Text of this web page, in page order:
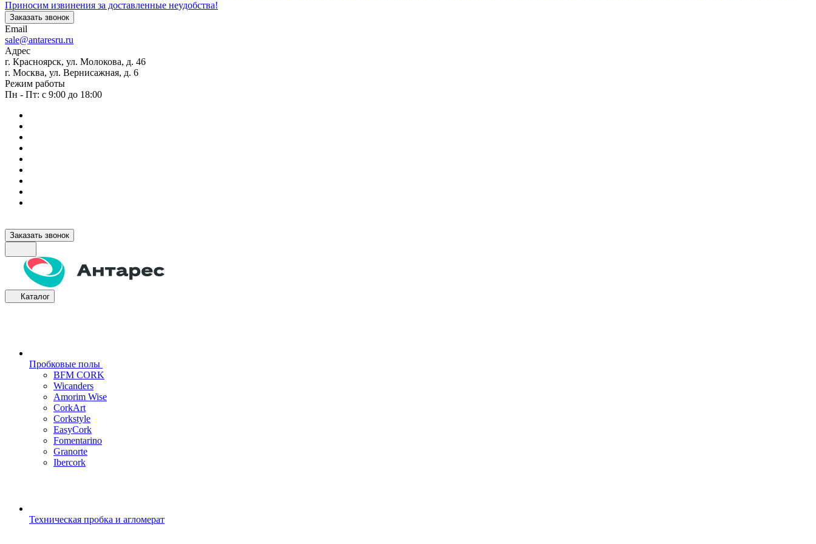
Приносим извинения за доставленные неудобства!
Заказать звонок
Email
sale@antaresru.ru
Адрес
г. Красноярск, ул. Молокова, д. 46
г. Москва, ул. Вернисажная, д. 6
Режим работы
Пн - Пт: с 9:00 до 18:00
Заказать звонок
Каталог
Пробковые полы
BFM CORK
Wicanders
Amorim Wise
CorkArt
Corkstyle
EasyCork
Fomentarino
Granorte
Ibercork
Техническая пробка и агломерат